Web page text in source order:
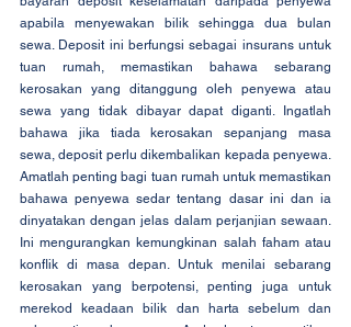
apabila menyewakan bilik sehingga dua bulan
sewa. Deposit ini berfungsi sebagai insurans untuk
tuan rumah, memastikan bahawa sebarang
kerosakan yang ditanggung oleh penyewa atau
sewa yang tidak dibayar dapat diganti. Ingatlah
bahawa jika tiada kerosakan sepanjang masa
sewa, deposit perlu dikembalikan kepada penyewa.
Amatlah penting bagi tuan rumah untuk memastikan
bahawa penyewa sedar tentang dasar ini dan ia
dinyatakan dengan jelas dalam perjanjian sewaan.
Ini mengurangkan kemungkinan salah faham atau
konflik di masa depan. Untuk menilai sebarang
kerosakan yang berpotensi, penting juga untuk
merekod keadaan bilik dan harta sebelum dan